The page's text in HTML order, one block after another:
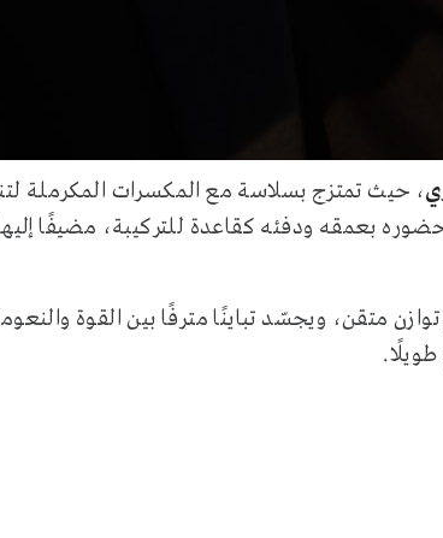
، حيث تمتزج بسلاسة مع المكسرات المكرملة
بعمقه ودفئه كقاعدة للتركيبة، مضيفًا
متقن، ويجسّد تباينًا مترفًا بين القوة